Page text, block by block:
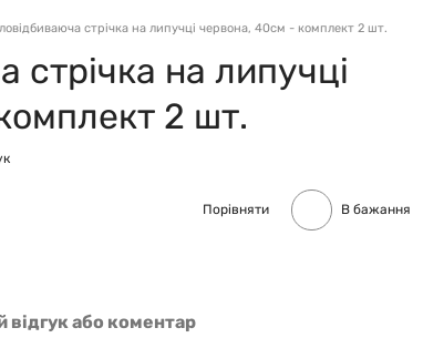
стрічка на липучці червона, 40см - комплект 2 шт.
стрічка на липучці
2 шт.
Порівняти В бажання
відгук або коментар